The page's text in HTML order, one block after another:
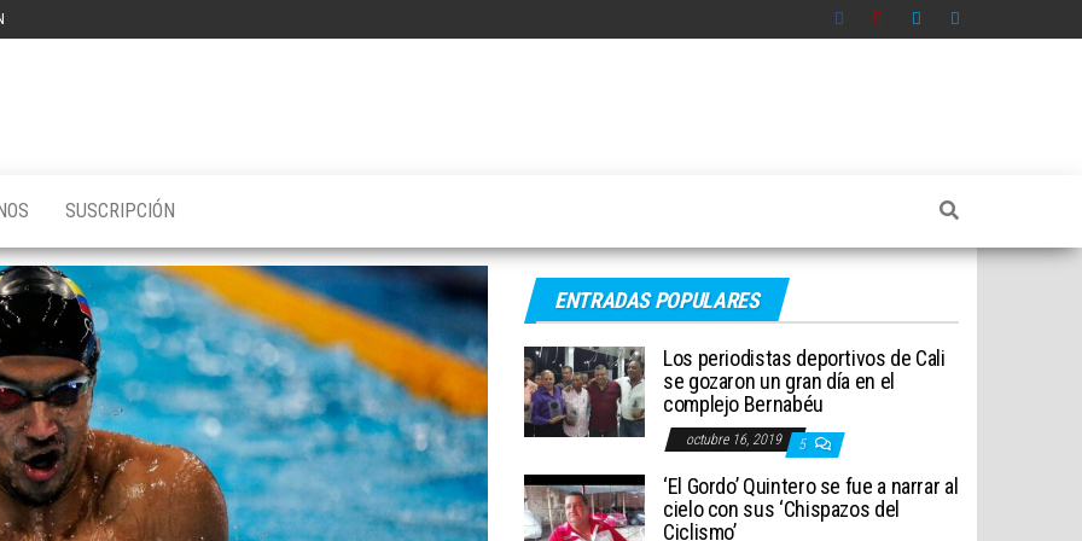
SUSCRIPCIÓN
ENTRADAS POPULARES
Los periodistas deportivos de Cali
se gozaron un gran día en el
complejo Bernabéu
octubre 16, 2019 5
‘El Gordo’ Quintero se fue a narrar al
cielo con sus ‘Chispazos del
Ciclismo’